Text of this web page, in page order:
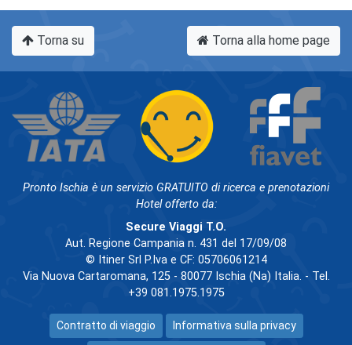
Torna su Torna alla home page
Pronto Ischia è un servizio GRATUITO di ricerca e prenotazioni
Hotel offerto da:
Secure Viaggi T.O.
Aut. Regione Campania n. 431 del 17/09/08
© Itiner Srl P.Iva e CF: 05706061214
Via Nuova Cartaromana, 125 - 80077 Ischia (Na) Italia. - Tel.
+39 081.1975.1975
Contratto di viaggio Informativa sulla privacy